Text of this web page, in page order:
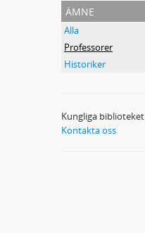
ämne
Alla
Professorer
Historiker
Kungliga biblioteket
Kontakta oss